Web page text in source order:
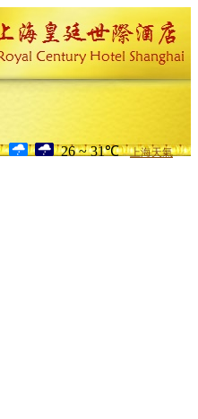
26 ~ 31℃ 上海天氣